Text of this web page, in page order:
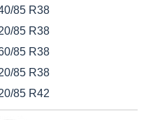
85 R38
85 R38
85 R38
85 R38
85 R42